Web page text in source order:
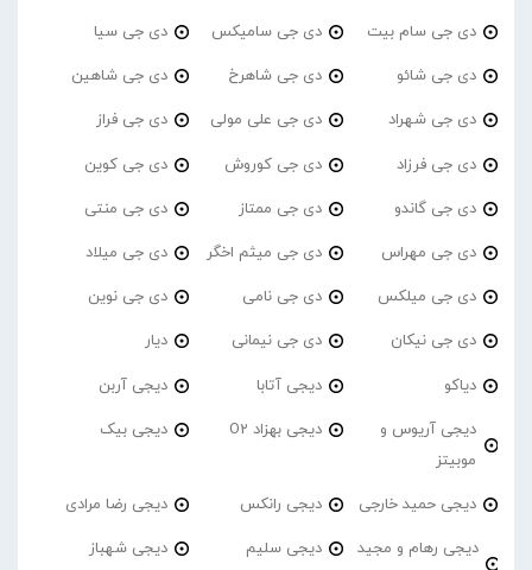
دی جی سام بیت دی جی سامیکس دی جی سیا
دی جی شائو دی جی شاهرخ دی جی شاهین
دی جی شهراد دی جی علی مولی دی جی فراز
دی جی فرزاد دی جی کوروش دی جی کوین
دی جی گاندو دی جی ممتاز دی جی منتی
دی جی مهراس دی جی میثم اخگر دی جی میلاد
دی جی میلکس دی جی نامی دی جی نوین
دی جی نیکان دی جی نیمانی دیار
دیاکو دیجی آتابا دیجی آربن
دیجی آریوس و
موبیتز
دیجی بهزاد O2 دیجی بیک
دیجی حمید خارجی دیجی رانکس دیجی رضا مرادی
دیجی رهام و مجید
دیجی سلیم دیجی شهباز